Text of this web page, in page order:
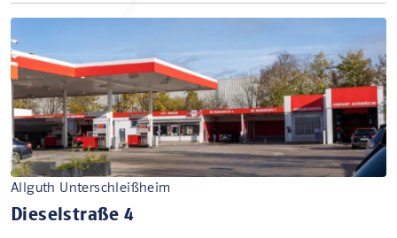
Allguth Unterschleißheim
Dieselstraße 4